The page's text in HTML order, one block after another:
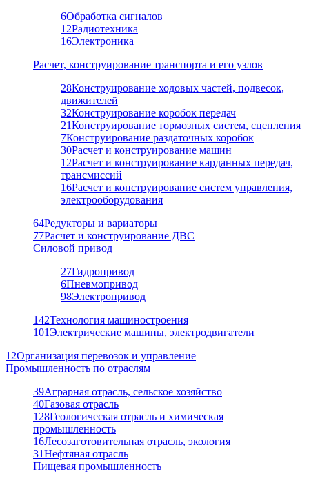
6Обработка сигналов
12Радиотехника
16Электроника
Расчет, конструирование транспорта и его узлов
28Конструирование ходовых частей, подвесок,
движителей
32Конструирование коробок передач
21Конструирование тормозных систем, сцепления
7Конструирование раздаточных коробок
30Расчет и конструирование машин
12Расчет и конструирование карданных передач,
трансмиссий
16Расчет и конструирование систем управления,
электрооборудования
64Редукторы и вариаторы
77Расчет и конструирование ДВС
Силовой привод
27Гидропривод
6Пневмопривод
98Электропривод
142Технология машиностроения
101Электрические машины, электродвигатели
12Организация перевозок и управление
Промышленность по отраслям
39Аграрная отрасль, сельское хозяйство
40Газовая отрасль
128Геологическая отрасль и химическая
промышленность
16Лесозаготовительная отрасль, экология
31Нефтяная отрасль
Пищевая промышленность